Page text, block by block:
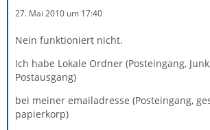
27. Mai 2010 um 17:40
Nein funktioniert nicht.
Ich habe Lokale Ordner (Posteingang,
Postausgang)
bei meiner emailadresse (Posteingang,
papierkorp)